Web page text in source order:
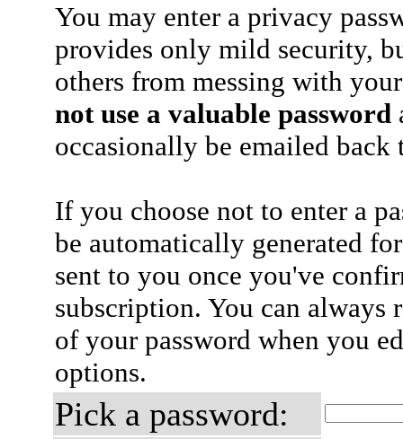
You may enter a privacy
provides only mild security,
others from messing with
not use a valuable password
occasionally be emailed
If you choose not to enter a
be automatically generated
sent to you once you've
subscription. You can always
of your password when you
options.
Pick a password: